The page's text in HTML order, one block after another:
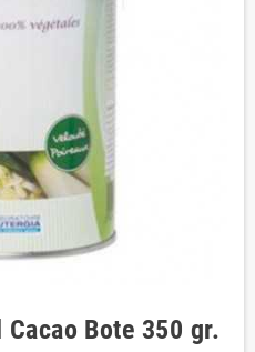
Bote 350 gr.